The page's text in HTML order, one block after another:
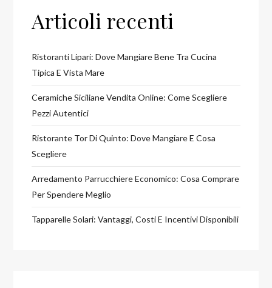
Articoli recenti
Ristoranti Lipari: Dove Mangiare Bene Tra Cucina
Tipica E Vista Mare
Ceramiche Siciliane Vendita Online: Come Scegliere
Pezzi Autentici
Ristorante Tor Di Quinto: Dove Mangiare E Cosa
Scegliere
Arredamento Parrucchiere Economico: Cosa Comprare
Per Spendere Meglio
Tapparelle Solari: Vantaggi, Costi E Incentivi Disponibili